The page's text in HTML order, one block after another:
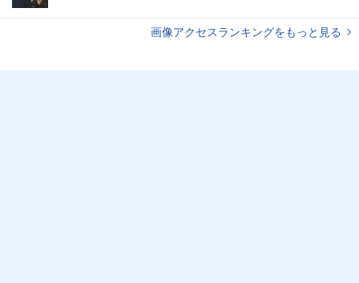
画像アクセスランキングをもっと見る